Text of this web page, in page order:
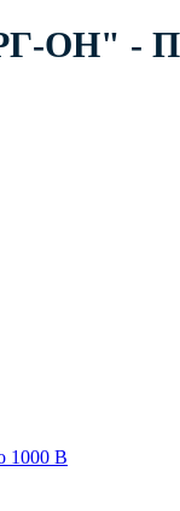
ОН" -
1000 В